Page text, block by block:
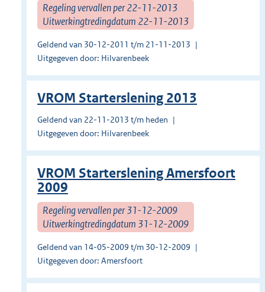
Regeling vervallen per 22-11-2013
Uitwerkingtredingdatum 22-11-2013
Geldend van 30-12-2011 t/m 21-11-2013
Uitgegeven door: Hilvarenbeek
VROM Starterslening 2013
Geldend van 22-11-2013 t/m heden
Uitgegeven door: Hilvarenbeek
VROM Starterslening Amersfoort
2009
Regeling vervallen per 31-12-2009
Uitwerkingtredingdatum 31-12-2009
Geldend van 14-05-2009 t/m 30-12-2009
Uitgegeven door: Amersfoort